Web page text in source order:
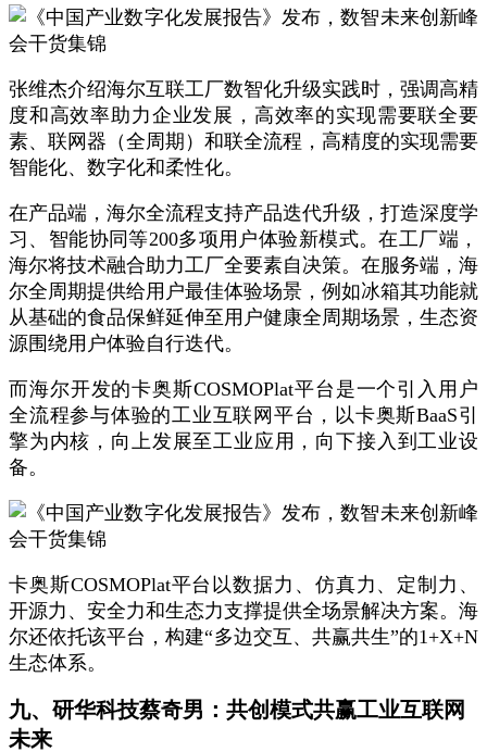
张维杰介绍海尔互联工厂数智化升级实践时，强调高精
度和高效率助力企业发展，高效率的实现需要联全要
素、联网器（全周期）和联全流程，高精度的实现需要
智能化、数字化和柔性化。
在产品端，海尔全流程支持产品迭代升级，打造深度学
习、智能协同等200多项用户体验新模式。在工厂端，
海尔将技术融合助力工厂全要素自决策。在服务端，海
尔全周期提供给用户最佳体验场景，例如冰箱其功能就
从基础的食品保鲜延伸至用户健康全周期场景，生态资
源围绕用户体验自行迭代。
而海尔开发的卡奥斯COSMOPlat平台是一个引入用户
全流程参与体验的工业互联网平台，以卡奥斯BaaS引
擎为内核，向上发展至工业应用，向下接入到工业设
备。
卡奥斯COSMOPlat平台以数据力、仿真力、定制力、
开源力、安全力和生态力支撑提供全场景解决方案。海
尔还依托该平台，构建“多边交互、共赢共生”的1+X+N
生态体系。
九、研华科技蔡奇男：共创模式共赢工业互联网
未来